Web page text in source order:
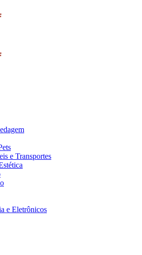
e Transportes
e Eletrônicos